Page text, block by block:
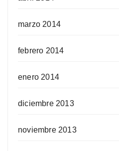
marzo 2014
febrero 2014
enero 2014
diciembre 2013
noviembre 2013